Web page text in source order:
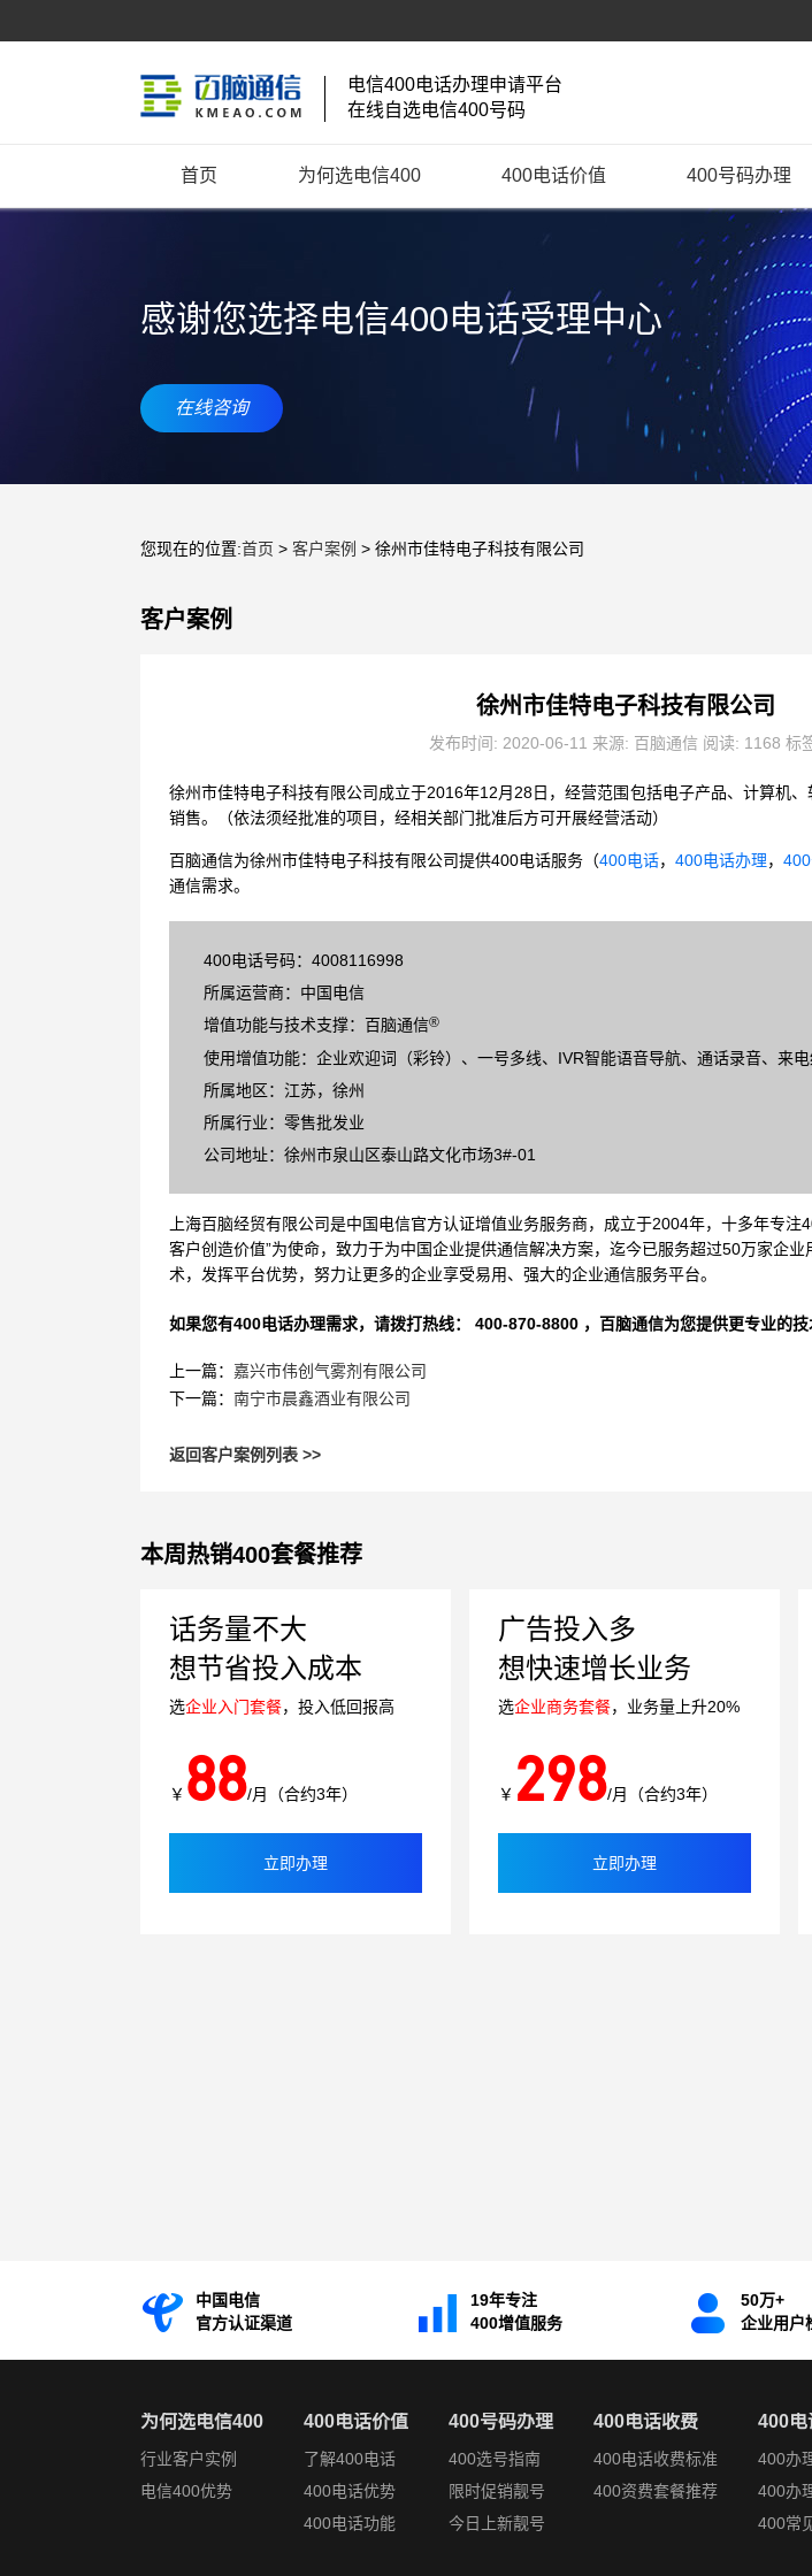
电信400电话办理申请平台
在线自选电信400号码
首页 为何选电信400 400电话价值 400号码办理
感谢您选择电信400电话受理中心
在线咨询
您现在的位置:首页 > 客户案例 > 徐州市佳特电子科技有限公司
客户案例
徐州市佳特电子科技有限公司
发布时间: 2020-06-11 来源: 百脑通信 阅读: 1168 标
徐州市佳特电子科技有限公司成立于2016年12月28日，经营范围包括电子产品、计算机
销售。（依法须经批准的项目，经相关部门批准后方可开展经营活动）
百脑通信为徐州市佳特电子科技有限公司提供400电话服务（400电话， 400电话办理，
通信需求。
400电话号码：4008116998
所属运营商：中国电信
增值功能与技术支撑：百脑通信®
使用增值功能：企业欢迎词（彩铃）、一号多线、IVR智能语音导航、通话录音、来
所属地区：江苏，徐州
所属行业：零售批发业
公司地址：徐州市泉山区泰山路文化市场3#-01
上海百脑经贸有限公司是中国电信官方认证增值业务服务商，成立于2004年，十多年专注
客户创造价值”为使命，致力于为中国企业提供通信解决方案，迄今已服务超过50万家企
术，发挥平台优势，努力让更多的企业享受易用、强大的企业通信服务平台。
如果您有400电话办理需求，请拨打热线： 400-870-8800 ， 百脑通信为您提供更专业的技
上一篇： 嘉兴市伟创气雾剂有限公司
下一篇： 南宁市晨鑫酒业有限公司
返回客户案例列表 >>
本周热销400套餐推荐
话务量不大
想节省投入成本
选企业入门套餐，投入低回报高
￥ 88/月（合约3年）
立即办理
广告投入多
想快速增长业务
选企业商务套餐，业务量上升20%
￥ 298/月（合约3年）
立即办理
中国电信
官方认证渠道
19年专注
400增值服务
50万+
企业用户
为何选电信400
行业客户实例
电信400优势
400电话价值
了解400电话
400电话优势
400电话功能
400号码办理
400选号指南
限时促销靓号
今日上新靓号
400电话收费
400电话收费标准
400资费套餐推荐
400电
400办
400办
400常